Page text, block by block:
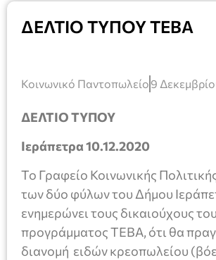
ΔΕΛΤΙΟ ΤΥΠΟΥ ΤΕΒΑ
Κοινωνικό Παντοπωλείο 9
ΔΕΛΤΙΟ ΤΥΠΟΥ
Ιεράπετρα 10.12.2020
Το Γραφείο Κοινωνικής
των δύο φύλων του Δήμου
ενημερώνει τους δικαιούχους του
προγράμματος ΤΕΒΑ, ότι θα
διανομή ειδών κρεοπωλείου